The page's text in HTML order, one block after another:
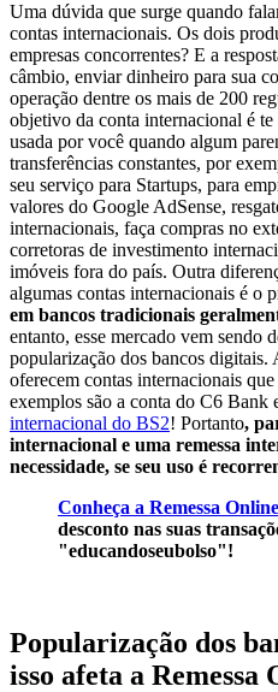
Uma dúvida que surge quando
contas internacionais. Os dois
empresas concorrentes? E a
câmbio, enviar dinheiro para sua
operação dentre os mais de 200
objetivo da conta internacional é
usada por você quando algum
transferências constantes, por
seu serviço para Startups, para
valores do Google AdSense,
internacionais, faça compras no
corretoras de investimento
imóveis fora do país. Outra
algumas contas internacionais é o
em bancos tradicionais
entanto, esse mercado vem sendo
popularização dos bancos digitais.
oferecem contas internacionais
exemplos são a conta do C6 Bank
internacional do BS2! Portanto,
internacional e uma remessa
necessidade, se seu uso é
Conheça a Remessa Online
desconto nas suas
"educandoseubolso"!
Popularização dos
isso afeta a Remessa